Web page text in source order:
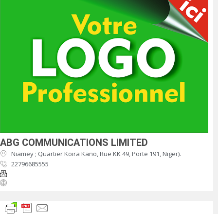
ABG COMMUNICATIONS LIMITED
Niamey ; Quartier Koira Kano, Rue KK 49, Porte 191, Niger).
22796685555